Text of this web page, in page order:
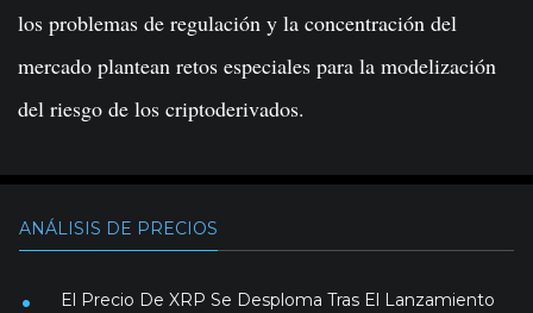
los problemas de regulación y la concentración del
mercado plantean retos especiales para la modelización
del riesgo de los criptoderivados.
ANÁLISIS DE PRECIOS
El Precio De XRP Se Desploma Tras El Lanzamiento